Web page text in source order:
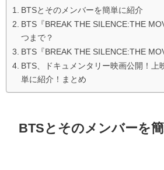
BTSとそのメンバーを簡単に紹介
BTS『BREAK THE SILENCE:THE
つまで？
BTS『BREAK THE SILENCE:THE
BTS、ドキュメンタリー映画公開！上
単に紹介！まとめ
BTSとそのメンバーを